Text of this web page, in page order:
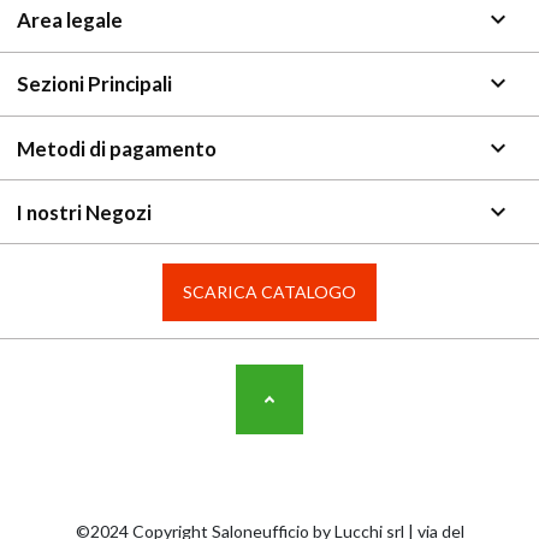
Area legale keyboard_arrow_down
Sezioni Principali keyboard_arrow_down
Metodi di pagamento keyboard_arrow_down
I nostri Negozi keyboard_arrow_down
SCARICA CATALOGO
©2024 Copyright Saloneufficio by Lucchi srl | via del